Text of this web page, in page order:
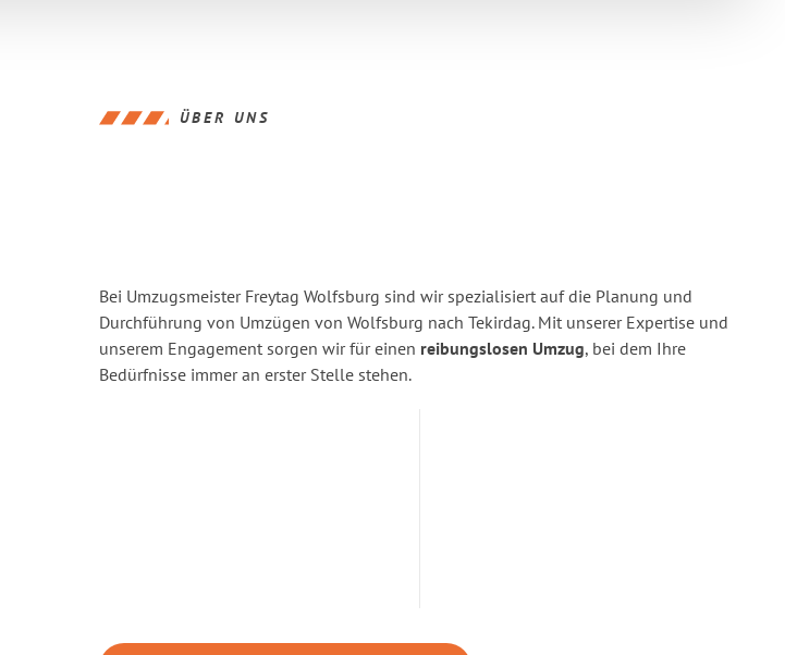
ÜBER UNS
Bei Umzugsmeister Freytag Wolfsburg sind wir spezialisiert auf die Planung und
Durchführung von Umzügen von Wolfsburg nach Tekirdag. Mit unserer Expertise und
unserem Engagement sorgen wir für einen reibungslosen Umzug, bei dem Ihre
Bedürfnisse immer an erster Stelle stehen.